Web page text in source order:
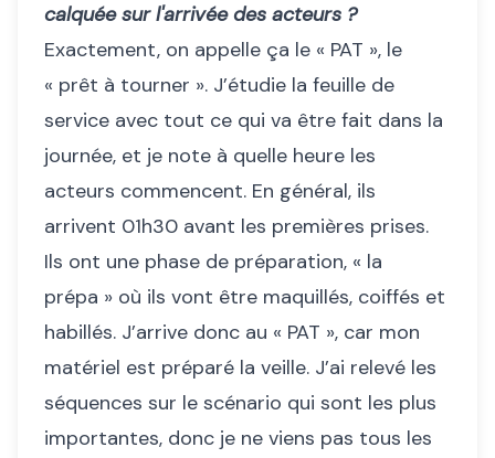
calquée sur l'arrivée des acteurs ?
Exactement, on appelle ça le « PAT », le
« prêt à tourner ». J’étudie la feuille de
service avec tout ce qui va être fait dans la
journée, et je note à quelle heure les
acteurs commencent. En général, ils
arrivent 01h30 avant les premières prises.
Ils ont une phase de préparation, « la
prépa » où ils vont être maquillés, coiffés et
habillés. J’arrive donc au « PAT », car mon
matériel est préparé la veille. J’ai relevé les
séquences sur le scénario qui sont les plus
importantes, donc je ne viens pas tous les